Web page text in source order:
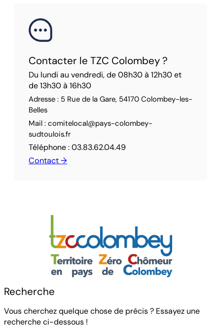
Contacter le TZC Colombey ?
Du lundi au vendredi, de 08h30 à 12h30 et
de 13h30 à 16h30
Adresse : 5 Rue de la Gare, 54170 Colombey-les-
Belles
Mail : comitelocal@pays-colombey-
sudtoulois.fr
Téléphone : 03.83.62.04.49
Contact →
Recherche
Vous cherchez quelque chose de précis ? Essayez une
recherche ci-dessous !